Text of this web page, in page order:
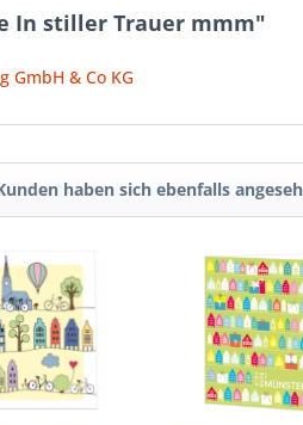
In stiller Trauer mmm"
& Co KG
haben sich ebenfalls